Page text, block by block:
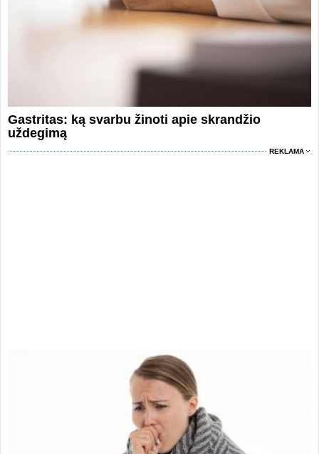
Gastritas: ką svarbu žinoti apie skrandžio
uždegimą
REKLAMA